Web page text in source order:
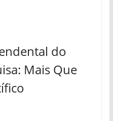
do
Mais Que